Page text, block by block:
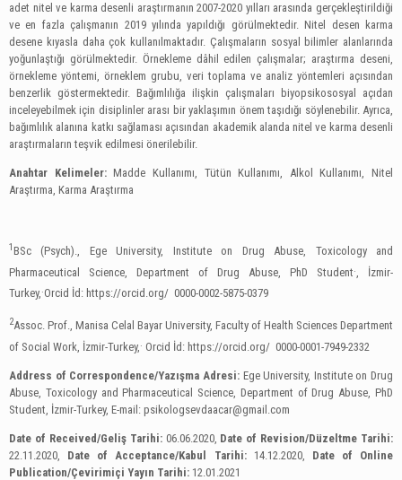
adet nitel ve karma desenli araştırmanın 2007-2020 yılları arasında gerçekleştirildiği
ve en fazla çalışmanın 2019 yılında yapıldığı görülmektedir. Nitel desen karma
desene kıyasla daha çok kullanılmaktadır. Çalışmaların sosyal bilimler alanlarında
yoğunlaştığı görülmektedir. Örnekleme dâhil edilen çalışmalar; araştırma deseni,
örnekleme yöntemi, örneklem grubu, veri toplama ve analiz yöntemleri açısından
benzerlik göstermektedir. Bağımlılığa ilişkin çalışmaları biyopsikososyal açıdan
inceleyebilmek için disiplinler arası bir yaklaşımın önem taşıdığı söylenebilir. Ayrıca,
bağımlılık alanına katkı sağlaması açısından akademik alanda nitel ve karma desenli
araştırmaların teşvik edilmesi önerilebilir.
Anahtar Kelimeler:Madde Kullanımı, Tütün Kullanımı, Alkol Kullanımı, Nitel
Araştırma, Karma Araştırma
1 BSc (Psych)., Ege University, Institute on Drug Abuse, Toxicology and
Pharmaceutical Science, Department of Drug Abuse, PhD Student.
, İzmir-
Turkey,.Orcid İd: https://orcid.org/ 0000-0002-5875-0379
2Assoc. Prof., Manisa Celal Bayar University, Faculty of Health Sciences Department
of Social Work, İzmir-Turkey, . Orcid İd: https://orcid.org/ 0000-0001-7949-2332
Address of Correspondence/Yazışma Adresi:Ege University, Institute on Drug
Abuse, Toxicology and Pharmaceutical Science, Department of Drug Abuse, PhD
Student, İzmir-Turkey, E-mail: psikologsevdaacar@gmail.com
Date of Received/Geliş Tarihi: 06.06.2020, Date of Revision/Düzeltme Tarihi:
22.11.2020, Date of Acceptance/Kabul Tarihi: 14.12.2020, Date of Online
Publication/Çevirimiçi Yayın Tarihi: 12.01.2021